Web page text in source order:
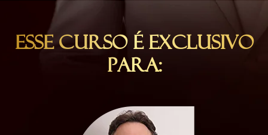
Esse Curso é EXCLUSIVO
para: